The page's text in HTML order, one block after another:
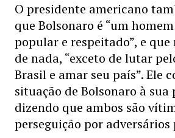
O presidente americano
que Bolsonaro é “um
popular e respeitado”, e
de nada, “exceto de lutar
Brasil e amar seu país”. Ele
situação de Bolsonaro à sua
dizendo que ambos são
perseguição por